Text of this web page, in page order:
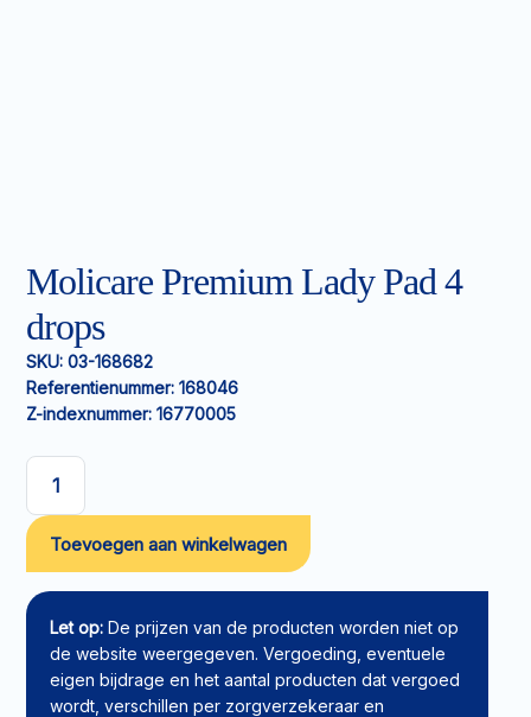
Molicare Premium Lady Pad 4
drops
SKU: 03-168682
Referentienummer: 168046
Z-indexnummer: 16770005
Molicare
Premium
Lady
Pad
4
drops
aantal
Toevoegen aan winkelwagen
Let op: De prijzen van de producten worden niet op
de website weergegeven. Vergoeding, eventuele
eigen bijdrage en het aantal producten dat vergoed
wordt, verschillen per zorgverzekeraar en